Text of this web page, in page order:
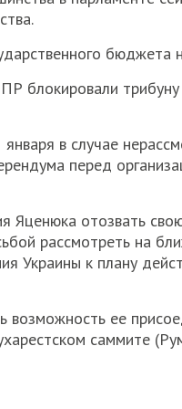
бюджета
блокировали трибуну
в случае
перед
Яценюка отозвать
рассмотреть на
Украины к плану
возможность ее
саммите